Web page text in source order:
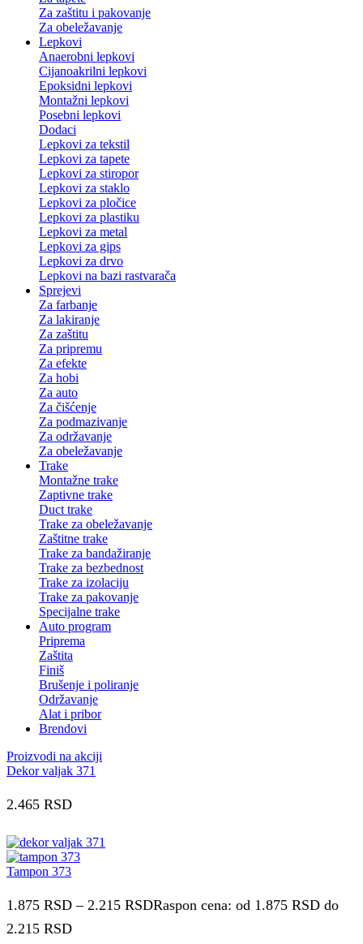
Za zaštitu i pakovanje
Za obeležavanje
Lepkovi
Anaerobni lepkovi
Cijanoakrilni lepkovi
Epoksidni lepkovi
Montažni lepkovi
Posebni lepkovi
Dodaci
Lepkovi za tekstil
Lepkovi za tapete
Lepkovi za stiropor
Lepkovi za staklo
Lepkovi za pločice
Lepkovi za plastiku
Lepkovi za metal
Lepkovi za gips
Lepkovi za drvo
Lepkovi na bazi rastvarača
Sprejevi
Za farbanje
Za lakiranje
Za zaštitu
Za pripremu
Za efekte
Za hobi
Za auto
Za čišćenje
Za podmazivanje
Za održavanje
Za obeležavanje
Trake
Montažne trake
Zaptivne trake
Duct trake
Trake za obeležavanje
Zaštitne trake
Trake za bandažiranje
Trake za bezbednost
Trake za izolaciju
Trake za pakovanje
Specijalne trake
Auto program
Priprema
Zaštita
Finiš
Brušenje i poliranje
Održavanje
Alat i pribor
Brendovi
Proizvodi na akciji
Dekor valjak 371
2.465 RSD
Tampon 373
1.875 RSD – 2.215 RSDRaspon cena: od 1.875 RSD do
2.215 RSD